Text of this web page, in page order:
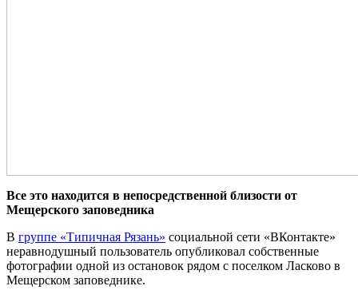
Все это находится в непосредственной близости от
Мещерского заповедника
В группе «Типичная Рязань» социальной сети «ВКонтакте»
неравнодушный пользователь опубликовал собственные
фотографии одной из остановок рядом с поселком Ласково в
Мещерском заповеднике.